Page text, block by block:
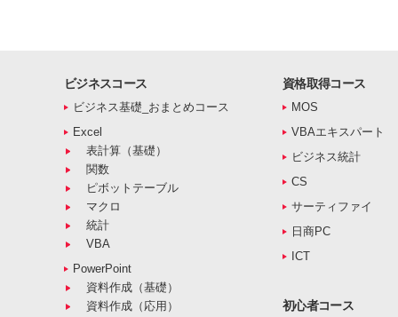
ビジネスコース
ビジネス基礎_おまとめコース
Excel
表計算（基礎）
関数
ピボットテーブル
マクロ
統計
VBA
PowerPoint
資料作成（基礎）
資料作成（応用）
資格取得コース
MOS
VBAエキスパート
ビジネス統計
CS
サーティファイ
日商PC
ICT
初心者コース